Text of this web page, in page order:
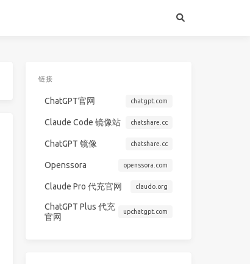
链接
ChatGPT官网 chatgpt.com
Claude Code 镜像站 chatshare.cc
ChatGPT 镜像 chatshare.cc
Openssora openssora.com
Claude Pro 代充官网 claudo.org
ChatGPT Plus 代充
官网
upchatgpt.com